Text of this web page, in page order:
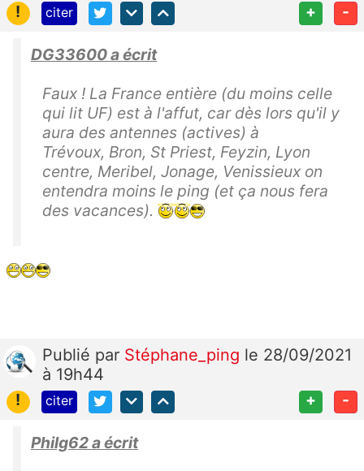
! citer + -
DG33600 a écrit
Faux ! La France entière (du moins celle
qui lit UF) est à l'affut, car dès lors qu'il y
aura des antennes (actives) à
Trévoux, Bron, St Priest, Feyzin, Lyon
centre, Meribel, Jonage, Venissieux on
entendra moins le ping (et ça nous fera
des vacances).
Publié par Stéphane_ping le 28/09/2021
à 19h44
!
citer + -
Philg62 a écrit